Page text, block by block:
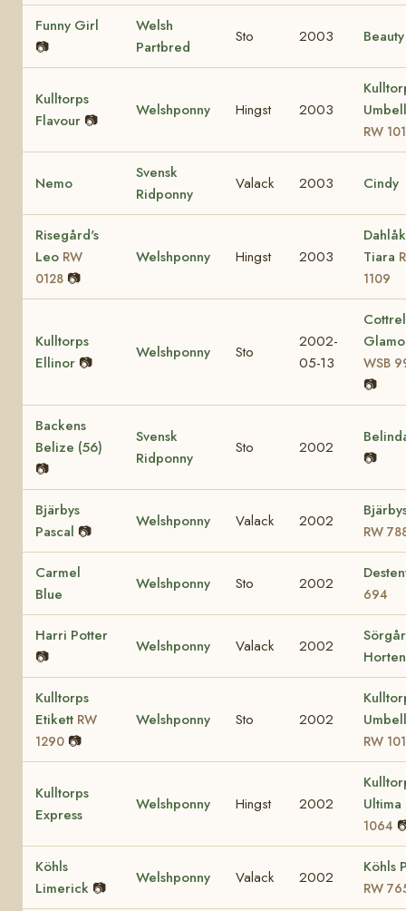
Funny Girl
📷
Welsh
Partbred
Sto 2003 Beauty
Kulltorps
Flavour 📷
Welshponny Hingst 2003
RW
Nemo
Svensk
Ridponny
Valack 2003 Cindy
Risegård's
Leo RW
0128 📷
Welshponny Hingst 2003
Tiara
1109
Kulltorps
Ellinor 📷
Welshponny Sto
2002-
05-13
WSB
📷
Backens
Belize (56)
📷
Svensk
Ridponny
Sto 2002
📷
Bjärbys
Pascal 📷
Welshponny Valack 2002
RW
Carmel
Blue
Welshponny Sto 2002
694
Harri Potter
📷
Welshponny Valack 2002
Kulltorps
Etikett RW
1290 📷
Welshponny Sto 2002
RW
Kulltorps
Express
Welshponny Hingst 2002
Ultima
1064
Köhls
Limerick 📷
Welshponny Valack 2002
Köhls
RW